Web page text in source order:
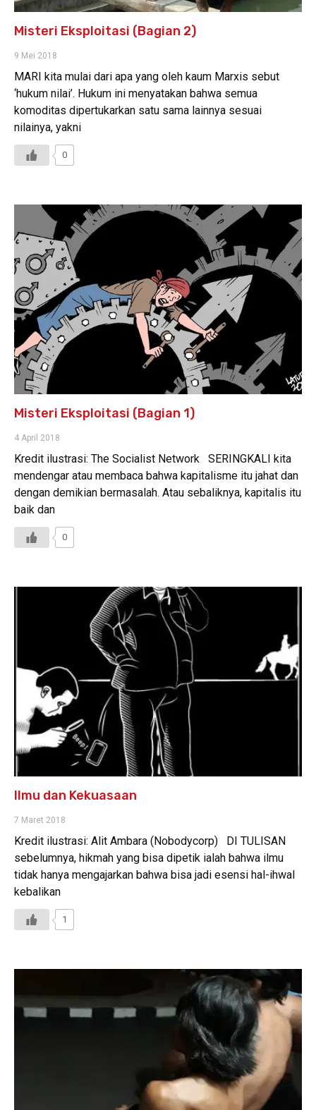
Misteri Eksploitasi (Bagian 2)
9 Mei 2018
MARI kita mulai dari apa yang oleh kaum Marxis sebut
‘hukum nilai’. Hukum ini menyatakan bahwa semua
komoditas dipertukarkan satu sama lainnya sesuai
nilainya, yakni
0
Misteri Eksploitasi (Bagian 1)
4 April 2018
Kredit ilustrasi: The Socialist Network SERINGKALI kita
mendengar atau membaca bahwa kapitalisme itu jahat dan
dengan demikian bermasalah. Atau sebaliknya, kapitalis itu
baik dan
0
Ilmu dan Kekuasaan
7 Maret 2018
Kredit ilustrasi: Alit Ambara (Nobodycorp) DI TULISAN
sebelumnya, hikmah yang bisa dipetik ialah bahwa ilmu
tidak hanya mengajarkan bahwa bisa jadi esensi hal-ihwal
kebalikan
1